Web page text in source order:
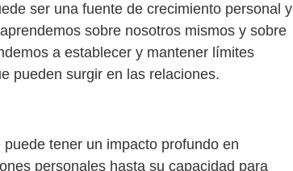
ser una fuente de crecimiento personal y
sobre nosotros mismos y sobre
a establecer y mantener límites
pueden surgir en las relaciones.
tener un impacto profundo en
personales hasta su capacidad para